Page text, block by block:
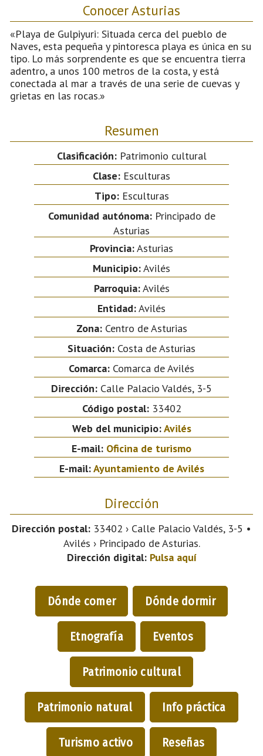
Conocer Asturias
«Playa de Gulpiyuri: Situada cerca del pueblo de
Naves, esta pequeña y pintoresca playa es única en su
tipo. Lo más sorprendente es que se encuentra tierra
adentro, a unos 100 metros de la costa, y está
conectada al mar a través de una serie de cuevas y
grietas en las rocas.»
Resumen
Clasificación:Patrimonio cultural
Clase: Esculturas
Tipo:Esculturas
Comunidad autónoma:Principado de
Asturias
Provincia:Asturias
Municipio:Avilés
Parroquia:Avilés
Entidad:Avilés
Zona:Centro de Asturias
Situación: Costa de Asturias
Comarca: Comarca de Avilés
Dirección: Calle Palacio Valdés, 3-5
Código postal:33402
Web del municipio:Avilés
E-mail: Oficina de turismo
E-mail:Ayuntamiento de Avilés
Dirección
Dirección postal: 33402 › Calle Palacio Valdés, 3-5 •
Avilés › Principado de Asturias.
Dirección digital: Pulsa aquí
Dónde comer Dónde dormir
Etnografía Eventos
Patrimonio cultural
Patrimonio natural Info práctica
Turismo activo Reseñas